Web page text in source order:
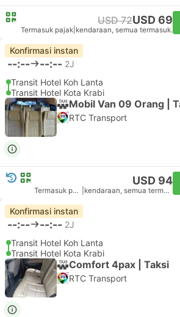
USD 72USD 69
Termasuk pajak kendaraan, semua termasuk.
Konfirmasi instan
--:-- --:-- 2J
Transit Hotel Koh Lanta
Transit Hotel Kota Krabi
Mobil Van 09 Orang |
RTC Transport
USD 94
Termasuk pajak kendaraan, semua termasuk.
Konfirmasi instan
--:-- --:-- 2J
Transit Hotel Koh Lanta
Transit Hotel Kota Krabi
Comfort 4pax | Taksi
RTC Transport